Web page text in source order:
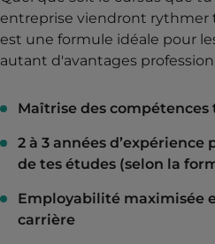
entreprise viendront rythmer
est une formule idéale pour
autant d'avantages
Maîtrise des compétences
2 à 3 années
de tes études (selon la
Employabilité maximisée
carrière